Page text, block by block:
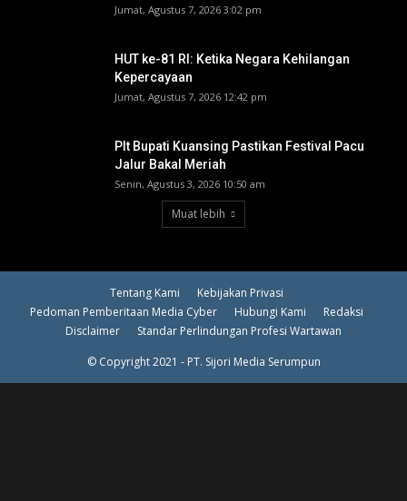
Jumat, Agustus 7, 2026 3:02 pm
HUT ke-81 RI: Ketika Negara Kehilangan
Kepercayaan
Jumat, Agustus 7, 2026 12:42 pm
Plt Bupati Kuansing Pastikan Festival Pacu
Jalur Bakal Meriah
Senin, Agustus 3, 2026 10:50 am
Muat lebih
Tentang Kami
Kebijakan Privasi
Pedoman Pemberitaan Media Cyber
Hubungi Kami
Redaksi
Disclaimer
Standar Perlindungan Profesi Wartawan
© Copyright 2021 - PT. Sijori Media Serumpun